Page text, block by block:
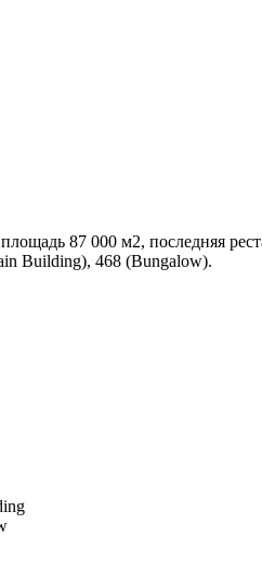
87 000 м2, последняя
Building), 468 (Bungalow).